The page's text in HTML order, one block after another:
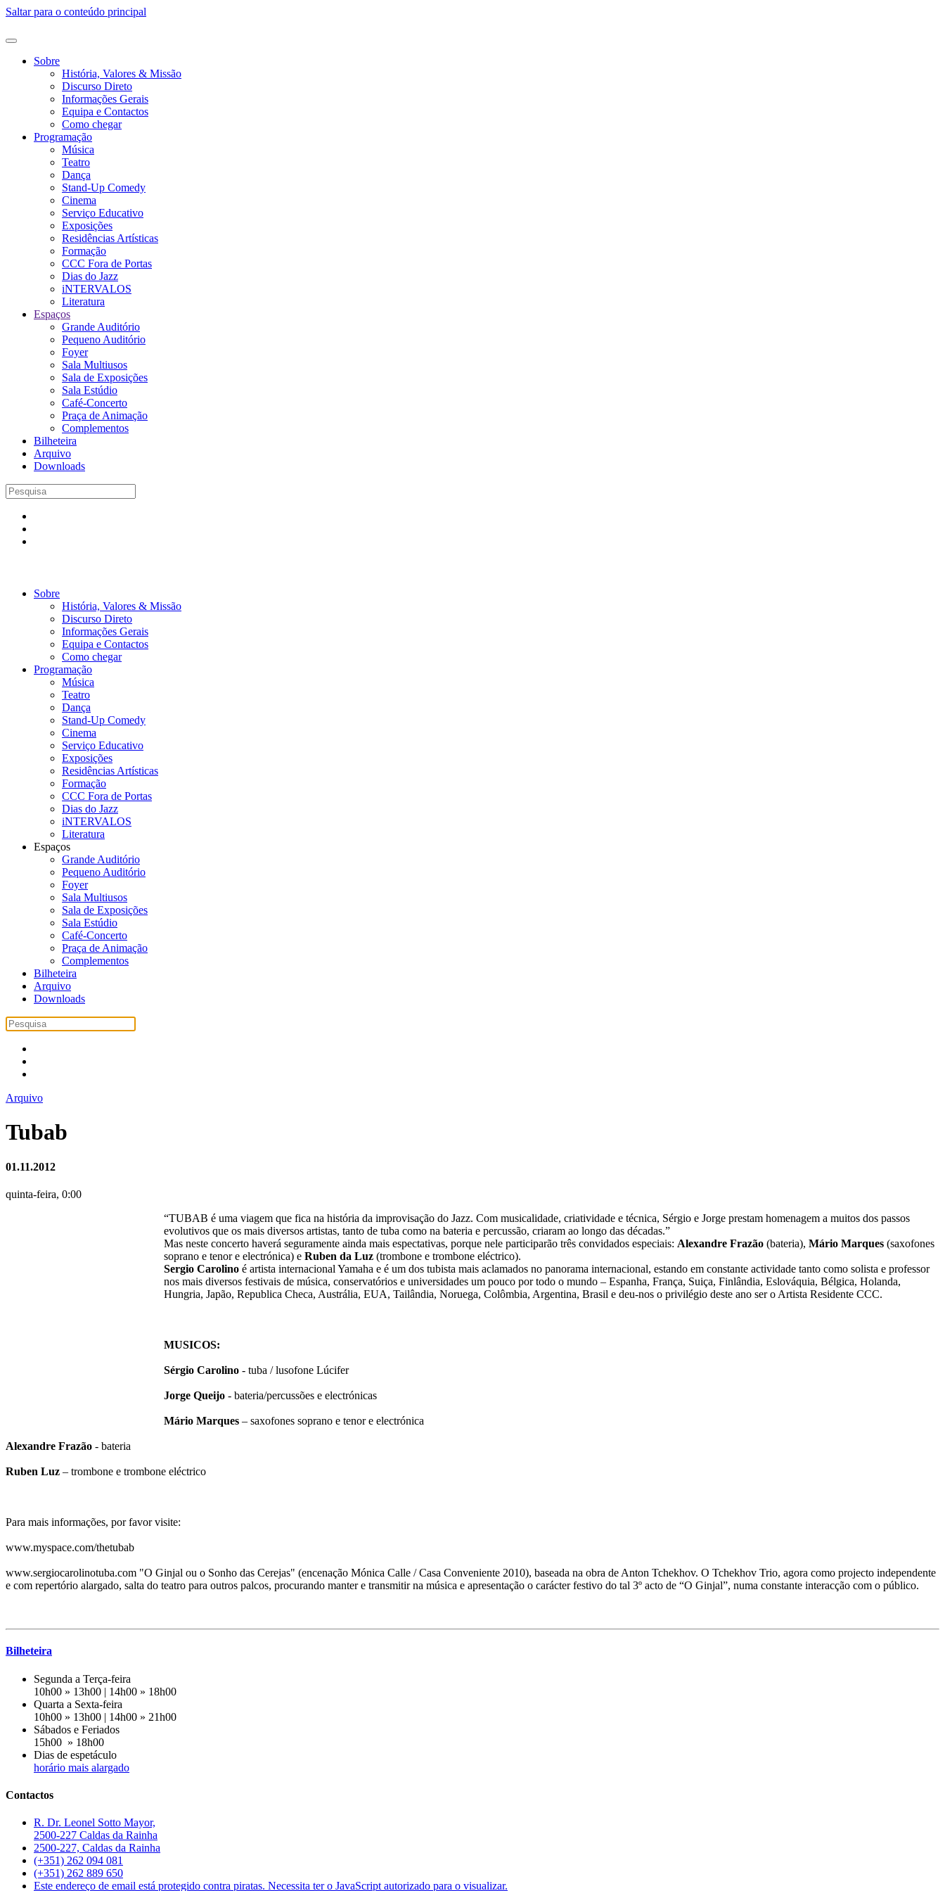
Saltar para o conteúdo principal
Sobre
História, Valores & Missão
Discurso Direto
Informações Gerais
Equipa e Contactos
Como chegar
Programação
Música
Teatro
Dança
Stand-Up Comedy
Cinema
Serviço Educativo
Exposições
Residências Artísticas
Formação
CCC Fora de Portas
Dias do Jazz
iNTERVALOS
Literatura
Espaços
Grande Auditório
Pequeno Auditório
Foyer
Sala Multiusos
Sala de Exposições
Sala Estúdio
Café-Concerto
Praça de Animação
Complementos
Bilheteira
Arquivo
Downloads
Sobre
História, Valores & Missão
Discurso Direto
Informações Gerais
Equipa e Contactos
Como chegar
Programação
Música
Teatro
Dança
Stand-Up Comedy
Cinema
Serviço Educativo
Exposições
Residências Artísticas
Formação
CCC Fora de Portas
Dias do Jazz
iNTERVALOS
Literatura
Espaços
Grande Auditório
Pequeno Auditório
Foyer
Sala Multiusos
Sala de Exposições
Sala Estúdio
Café-Concerto
Praça de Animação
Complementos
Bilheteira
Arquivo
Downloads
Arquivo
Tubab
01.11.2012
quinta-feira, 0:00
“TUBAB é uma viagem que fica na história da improvisação do Jazz. Com musicalidade, criatividade e técnica, Sérgio e Jorge prestam homenagem a muitos dos passos
evolutivos que os mais diversos artistas, tanto de tuba como na bateria e percussão, criaram ao longo das décadas.”
Mas neste concerto haverá seguramente ainda mais espectativas, porque nele participarão três convidados especiais: Alexandre Frazão (bateria), Mário Marques (saxofones
soprano e tenor e electrónica) e Ruben da Luz (trombone e trombone eléctrico).
Sergio Carolino é artista internacional Yamaha e é um dos tubista mais aclamados no panorama internacional, estando em constante actividade tanto como solista e professor
nos mais diversos festivais de música, conservatórios e universidades um pouco por todo o mundo – Espanha, França, Suiça, Finlândia, Eslováquia, Bélgica, Holanda,
Hungria, Japão, Republica Checa, Austrália, EUA, Tailândia, Noruega, Colômbia, Argentina, Brasil e deu-nos o privilégio deste ano ser o Artista Residente CCC.
MUSICOS:
Sérgio Carolino - tuba / lusofone Lúcifer
Jorge Queijo - bateria/percussões e electrónicas
Mário Marques – saxofones soprano e tenor e electrónica
Alexandre Frazão - bateria
Ruben Luz – trombone e trombone eléctrico
Para mais informações, por favor visite:
www.myspace.com/thetubab
www.sergiocarolinotuba.com "O Ginjal ou o Sonho das Cerejas" (encenação Mónica Calle / Casa Conveniente 2010), baseada na obra de Anton Tchekhov. O Tchekhov Trio, agora como projecto independente
e com repertório alargado, salta do teatro para outros palcos, procurando manter e transmitir na música e apresentação o carácter festivo do tal 3º acto de “O Ginjal”, numa constante interacção com o público.
Bilheteira
Segunda a Terça-feira
10h00 » 13h00 | 14h00 » 18h00
Quarta a Sexta-feira
10h00 » 13h00 | 14h00 » 21h00
Sábados e Feriados
15h00 » 18h00
Dias de espetáculo
horário mais alargado
Contactos
R. Dr. Leonel Sotto Mayor,
2500-227 Caldas da Rainha
2500-227, Caldas da Rainha
(+351) 262 094 081
(+351) 262 889 650
Este endereço de email está protegido contra piratas. Necessita ter o JavaScript autorizado para o visualizar.